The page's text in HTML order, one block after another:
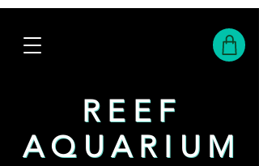
REEF
AQUARIUM
REEF
AQUARIUM